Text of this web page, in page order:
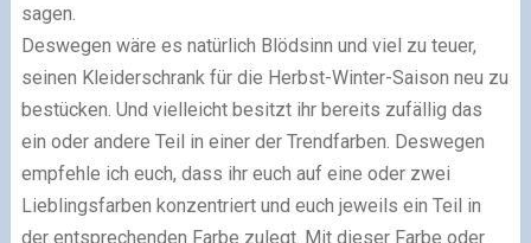
sagen.
Deswegen wäre es natürlich Blödsinn und viel zu teuer,
seinen Kleiderschrank für die Herbst-Winter-Saison neu zu
bestücken. Und vielleicht besitzt ihr bereits zufällig das
ein oder andere Teil in einer der Trendfarben. Deswegen
empfehle ich euch, dass ihr euch auf eine oder zwei
Lieblingsfarben konzentriert und euch jeweils ein Teil in
der entsprechenden Farbe zulegt. Mit dieser Farbe oder